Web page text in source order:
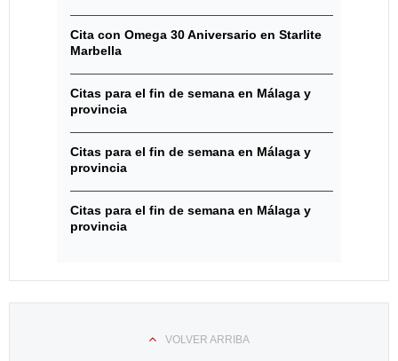
Cita con Omega 30 Aniversario en Starlite
Marbella
Citas para el fin de semana en Málaga y
provincia
Citas para el fin de semana en Málaga y
provincia
Citas para el fin de semana en Málaga y
provincia
VOLVER ARRIBA